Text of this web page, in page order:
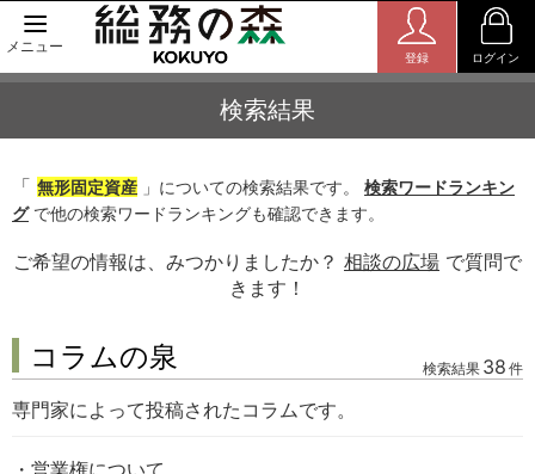
メニュー
登録 ログイン
検索結果
「 無形固定資産 」についての検索結果です。 検索ワードランキン
グで他の検索ワードランキングも確認できます。
ご希望の情報は、みつかりましたか？ 相談の広場 で質問で
きます！
コラムの泉 検索結果 38 件
専門家によって投稿されたコラムです。